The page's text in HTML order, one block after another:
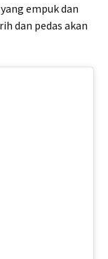
empuk dan
dan pedas akan